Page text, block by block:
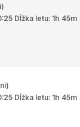
Dĺžka letu: 1h 45m
Dĺžka letu: 1h 45m